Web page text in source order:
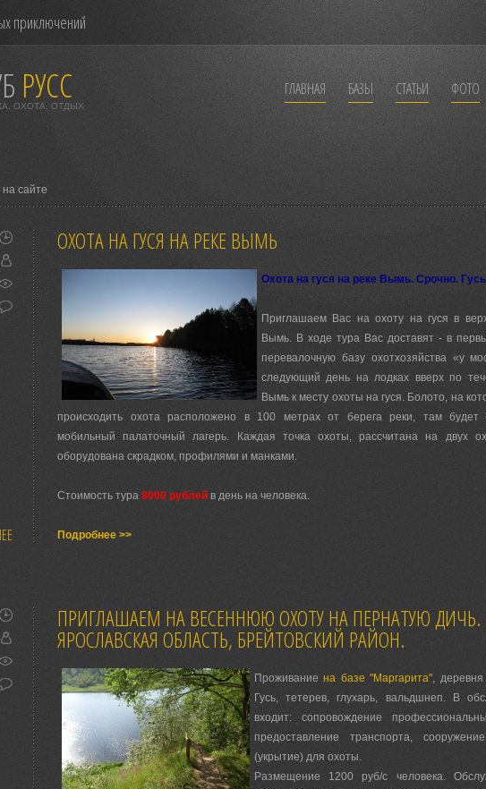
приключений
РУСС
ОХОТА, ОТДЫХ
ГЛАВНАЯ БАЗЫ СТАТЬИ ФОТО
сайте
ОХОТА НА ГУСЯ НА РЕКЕ ВЫМЬ
Охота на гуся на реке Вымь. Срочно. Гусь
Приглашаем Вас на охоту на гуся в
Вымь. В ходе тура Вас доставят - в
перевалочную базу охотхозяйства «у
следующий день на лодках вверх по
Вымь к месту охоты на гуся. Болото, на
происходить охота расположено в 100 метрах от берега реки, там будет
мобильный палаточный лагерь. Каждая точка охоты, рассчитана на двух
оборудована скрадком, профилями и манками.
Стоимость тура 8000 рублей в день на человека.
Подробнее >>
ПРИГЛАШАЕМ НА ВЕСЕННЮЮ ОХОТУ НА ПЕРНАТУЮ ДИЧЬ.
ЯРОСЛАВСКАЯ ОБЛАСТЬ, БРЕЙТОВСКИЙ РАЙОН.
Проживаниена базе "Маргарита",
Гусь, тетерев, глухарь, вальдшнеп. В
входит: сопровождение
предоставление транспорта,
(укрытие) для охоты.
Размещение 1200 руб/с человека.